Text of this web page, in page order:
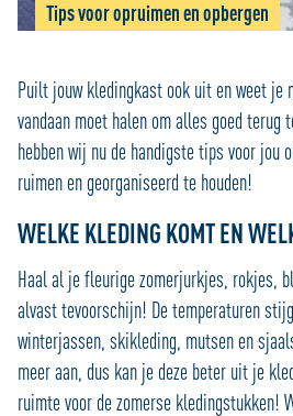
Tips voor opruimen en opbergen
Puilt jouw kledingkast ook uit en weet je
vandaan moet halen om alles goed terug
hebben wij nu de handigste tips voor jou
ruimen en georganiseerd te houden!
WELKE KLEDING KOMT EN
Haal al je fleurige zomerjurkjes, rokjes,
alvast tevoorschijn! De temperaturen
winterjassen, skikleding, mutsen en
meer aan, dus kan je deze beter uit je
ruimte voor de zomerse kledingstukken!